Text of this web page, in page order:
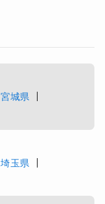
宮城県
埼玉県